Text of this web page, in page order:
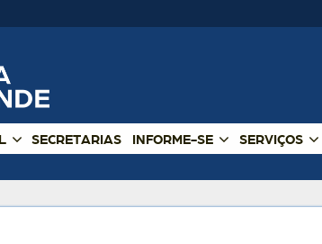
SECRETARIAS INFORME-SE SERVIÇOS